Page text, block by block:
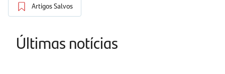
Artigos Salvos
Últimas notícias